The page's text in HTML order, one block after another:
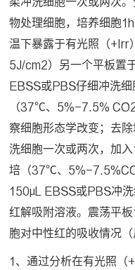
物处理细胞，培养细胞
温下暴露于有光照（
5J/cm2）另一个平板置
EBSS或PBS仔细冲洗
（37℃、5%-7.5%
察细胞形态学改变；去
洗细胞一次或两次，加
培（37℃、5%-
150μL EBSS或PBS冲
红解吸附溶液。震荡平
胞对中性红的吸收情况（
1、通过分析在有光照